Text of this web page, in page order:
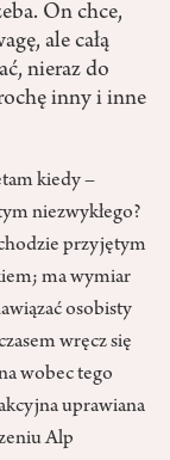
On chce,
ale całą
nieraz do
inny i inne
kiedy –
niezwykłego?
przyjętym
ma wymiar
osobisty
wręcz się
wobec tego
uprawiana
Alp